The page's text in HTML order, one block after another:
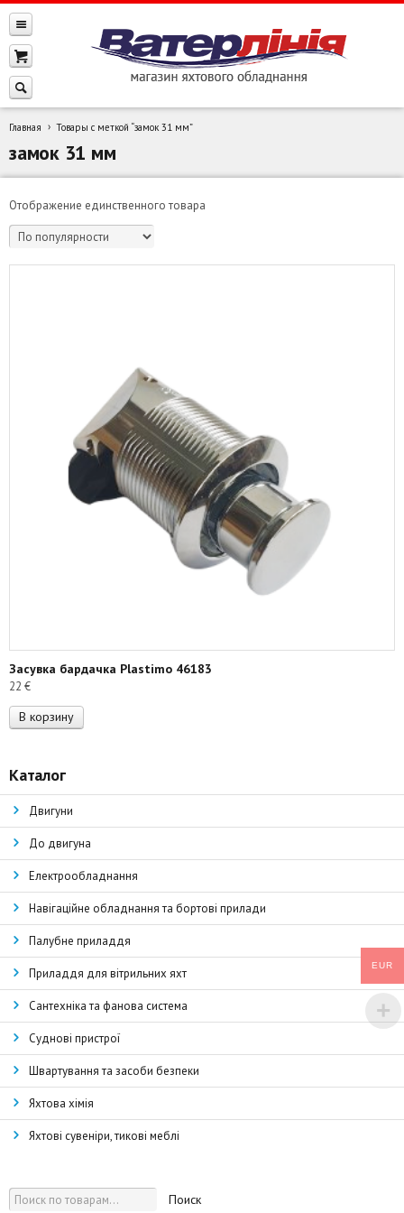
Главная Товары с меткой “замок 31 мм”
замок 31 мм
Отображение единственного товара
Засувка бардачка Plastimo 46183
22 €
В корзину
Каталог
Двигуни
До двигуна
Електрообладнання
Навігаційне обладнання та бортові прилади
Палубне приладдя
Приладдя для вітрильних яхт
Сантехніка та фанова система
Суднові пристрої
Швартування та засоби безпеки
Яхтова хімія
Яхтові сувеніри, тикові меблі
Поиск
EUR